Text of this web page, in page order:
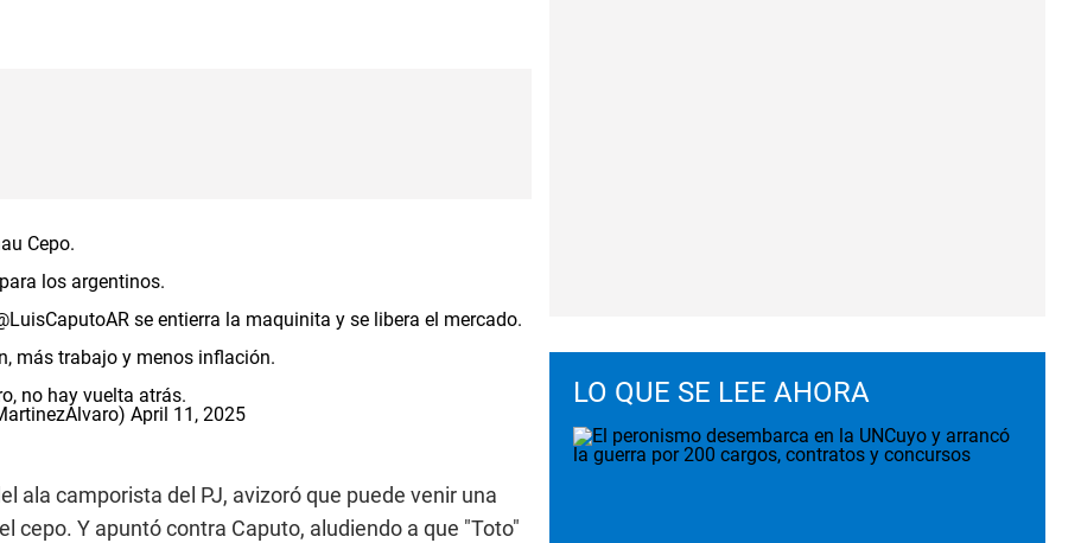
Cepo.
los argentinos.
se entierra la maquinita y se libera el mercado.
más trabajo y menos inflación.
no hay vuelta atrás.
April 11, 2025
ala camporista del PJ, avizoró que puede venir una
cepo. Y apuntó contra Caputo, aludiendo a que "Toto"
LO QUE SE LEE AHORA